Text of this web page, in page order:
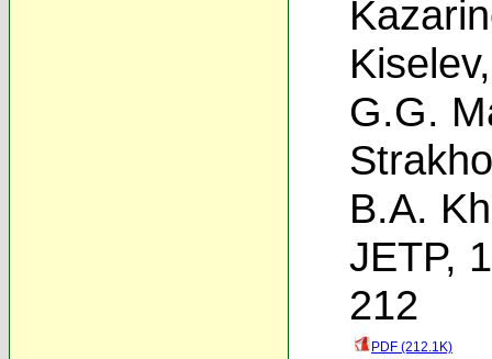
Kiselev
G.G.
B.A.
JETP,
212
PDF (212.1K)